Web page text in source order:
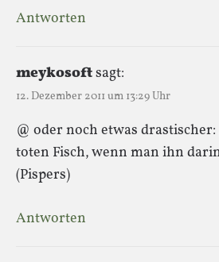
Antworten
meykosoftsagt:
12. Dezember 2011 um 13:29 Uhr
@ oder noch etwas
toten Fisch, wenn man ihn
(Pispers)
Antworten